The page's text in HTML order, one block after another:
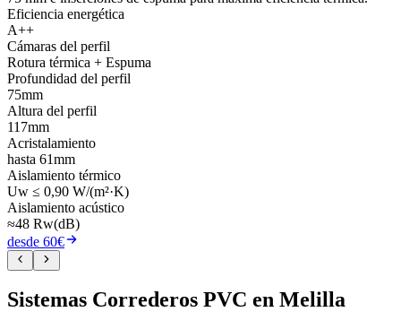
Eficiencia energética
A++
Cámaras del perfil
Rotura térmica + Espuma
Profundidad del perfil
75mm
Altura del perfil
117mm
Acristalamiento
hasta 61mm
Aislamiento térmico
Uw ≤ 0,90 W/(m²·K)
Aislamiento acústico
≈48 Rw(dB)
desde 60€
Sistemas Correderos PVC en Melilla